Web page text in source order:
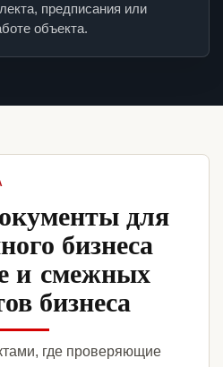
предписания или
объекта.
для
бизнеса
и смежных
бизнеса
где проверяющие